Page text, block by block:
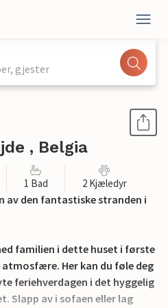
gjester
, Belgia
1 Bad 2 Kjæledyr
av den fantastiske stranden i
familien i dette huset i første
Her kan du føle deg
feriehverdagen i det hyggelig
Slapp av i sofaen eller lag